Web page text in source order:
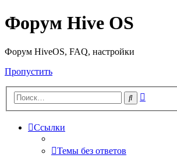
Форум Hive OS
Форум HiveOS, FAQ, настройки
Пропустить
Поиск
Ссылки
Темы без ответов